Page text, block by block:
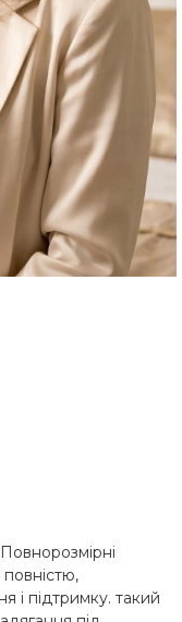
і підтримку. такий